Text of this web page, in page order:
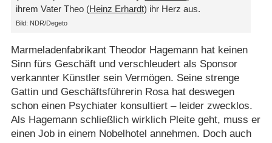
ihrem Vater Theo (Heinz Erhardt) ihr Herz aus.
Bild: NDR/​Degeto
Marmeladenfabrikant Theodor Hagemann hat keinen
Sinn fürs Geschäft und verschleudert als Sponsor
verkannter Künstler sein Vermögen. Seine strenge
Gattin und Geschäftsführerin Rosa hat deswegen
schon einen Psychiater konsultiert – leider zwecklos.
Als Hagemann schließlich wirklich Pleite geht, muss er
einen Job in einem Nobelhotel annehmen. Doch auch